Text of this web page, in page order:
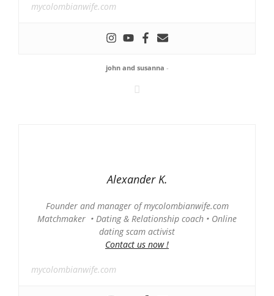
mycolombianwife.com
john and susanna -
Alexander K.
Founder and manager of mycolombianwife.com
Matchmaker • Dating & Relationship coach • Online
dating scam activist
Contact us now !
mycolombianwife.com